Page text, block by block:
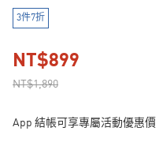
3件7折
NT$1,890
NT$899
App 結帳可享專屬活動優惠價